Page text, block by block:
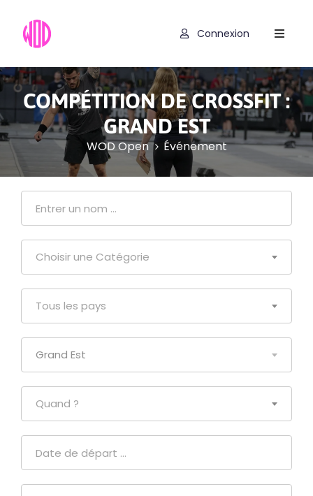
Hyrox
Programmes
WOD
Codes
Connexion
COMPÉTITION DE CROSSFIT :
GRAND EST
WOD Open Événement
Choisir une Catégorie
Tous les pays
Grand Est
Quand ?